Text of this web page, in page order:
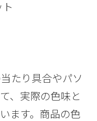
たり具合やパソ
、実際の色味と
ます。商品の色